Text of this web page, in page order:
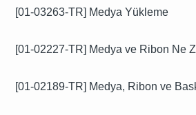
[01-03263-TR] Medya Yükleme
[01-02227-TR] Medya ve Ribon Ne
[01-02189-TR] Medya, Ribon ve